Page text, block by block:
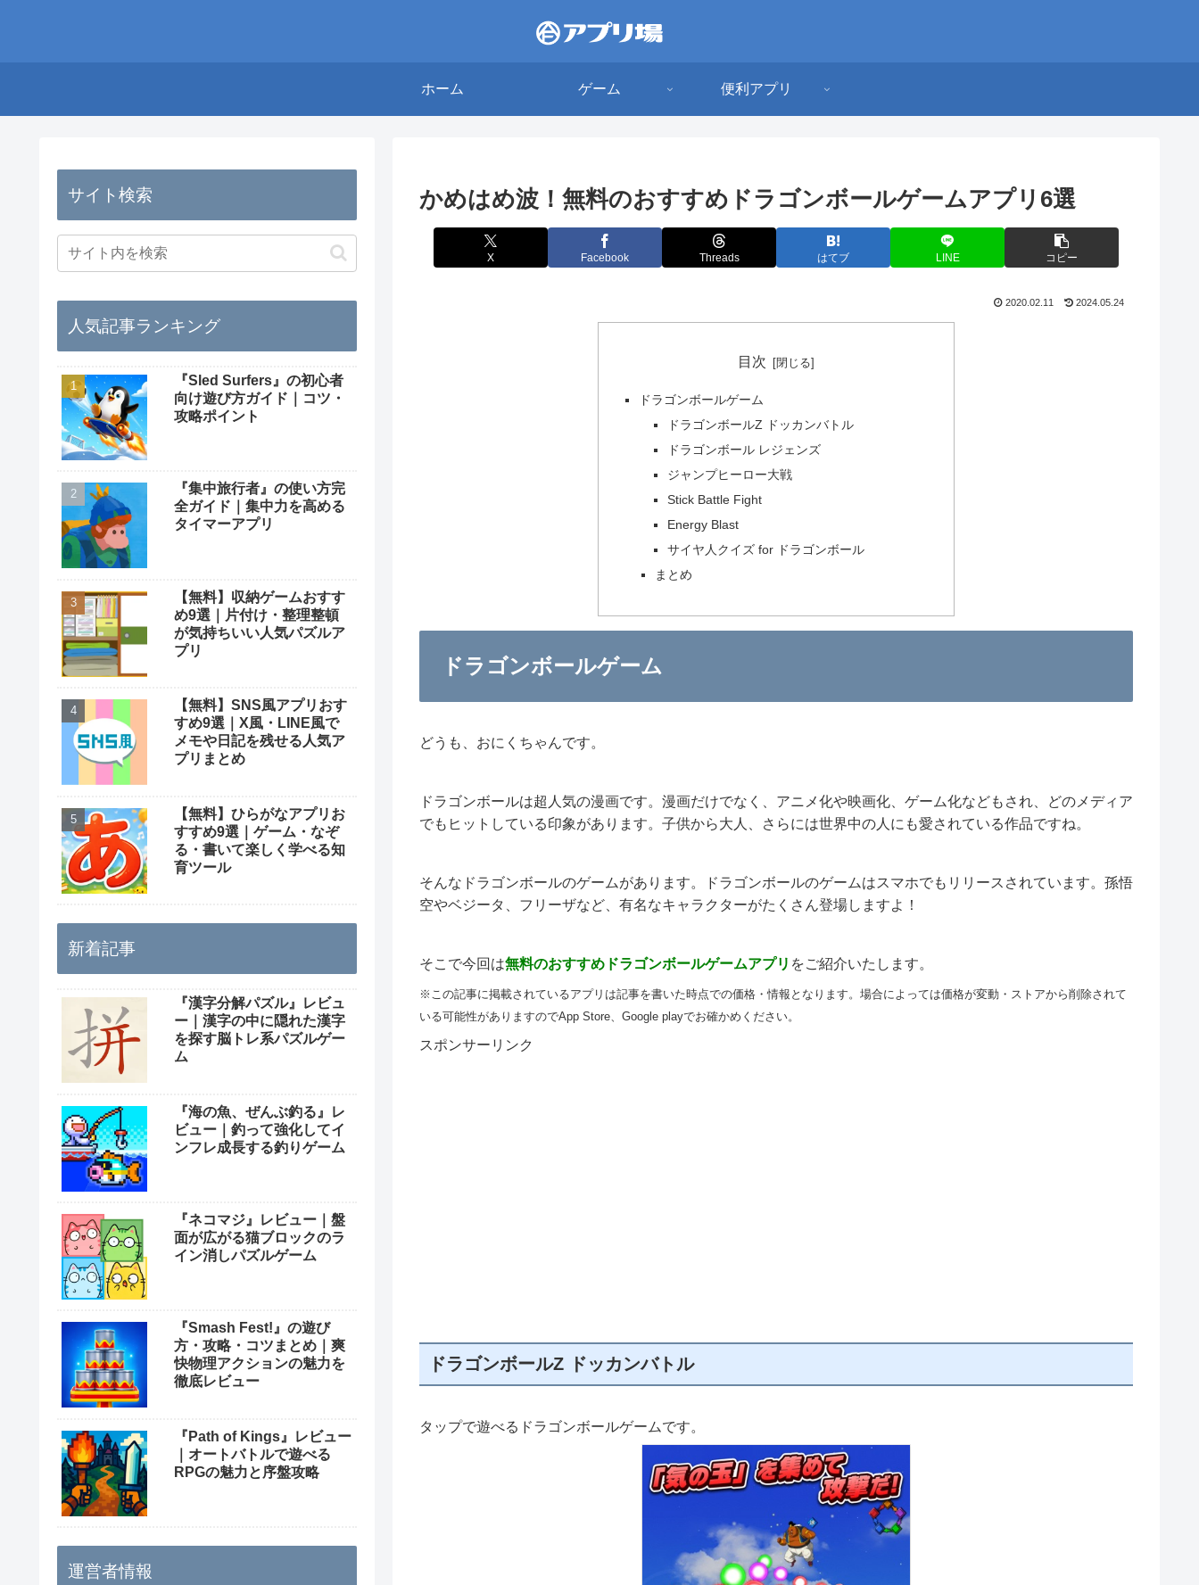
ホーム ゲーム 便利アプリ
かめはめ波！無料のおすすめドラゴンボールゲームアプリ6選
X Facebook Threads はてブ LINE コピー
2020.02.11 2024.05.24
目次
ドラゴンボールゲーム
ドラゴンボールZ ドッカンバトル
ドラゴンボール レジェンズ
ジャンプヒーロー大戦
Stick Battle Fight
Energy Blast
サイヤ人クイズ for ドラゴンボール
まとめ
ドラゴンボールゲーム
どうも、おにくちゃんです。
ドラゴンボールは超人気の漫画です。漫画だけでなく、アニメ化や映画化、ゲーム化などもされ、どのメディア
でもヒットしている印象があります。子供から大人、さらには世界中の人にも愛されている作品ですね。
そんなドラゴンボールのゲームがあります。ドラゴンボールのゲームはスマホでもリリースされています。孫悟
空やベジータ、フリーザなど、有名なキャラクターがたくさん登場しますよ！
そこで今回は無料のおすすめ ドラゴンボールゲームアプリ をご紹介いたします。
※この記事に掲載されているアプリは記事を書いた時点での価格・情報となります。場合によっては価格が変動・ストアから削除されて
いる可能性がありますのでApp Store、Google playでお確かめください。
スポンサーリンク
ドラゴンボールZ ドッカンバトル
タップで遊べるドラゴンボールゲームです。
サイト検索
人気記事ランキング
『Sled Surfers』の初心者
向け遊び方ガイド｜コツ・
攻略ポイント
『集中旅行者』の使い方完
全ガイド｜集中力を高める
タイマーアプリ
【無料】収納ゲームおすす
め9選｜片付け・整理整頓
が気持ちいい人気パズルア
プリ
【無料】SNS風アプリおす
すめ9選｜X風・LINE風で
メモや日記を残せる人気ア
プリまとめ
【無料】ひらがなアプリお
すすめ9選｜ゲーム・なぞ
る・書いて楽しく学べる知
育ツール
新着記事
『漢字分解パズル』レビュ
ー｜漢字の中に隠れた漢字
を探す脳トレ系パズルゲー
ム
『海の魚、ぜんぶ釣る』レ
ビュー｜釣って強化してイ
ンフレ成長する釣りゲーム
『ネコマジ』レビュー｜盤
面が広がる猫ブロックのラ
イン消しパズルゲーム
『Smash Fest!』の遊び
方・攻略・コツまとめ｜爽
快物理アクションの魅力を
徹底レビュー
『Path of Kings』レビュー
｜オートバトルで遊べる
RPGの魅力と序盤攻略
運営者情報